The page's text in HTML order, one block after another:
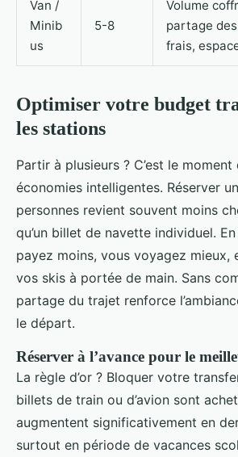
Van /
Minib
us
5-8
Volume
partage des
frais,
Optimiser votre budget
les stations
Partir à plusieurs ? C’est le
économies intelligentes. Réserver
personnes revient souvent moins
qu’un billet de navette individuel.
payez moins, vous voyagez mieux,
vos skis à portée de main. Sans
partage du trajet renforce
le départ.
Réserver à l’avance pour le
La règle d’or ? Bloquer votre
billets de train ou d’avion sont
augmentent significativement en
surtout en période de vacances